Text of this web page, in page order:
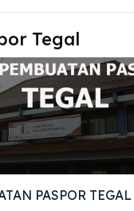
Tegal
PASPOR TEGAL